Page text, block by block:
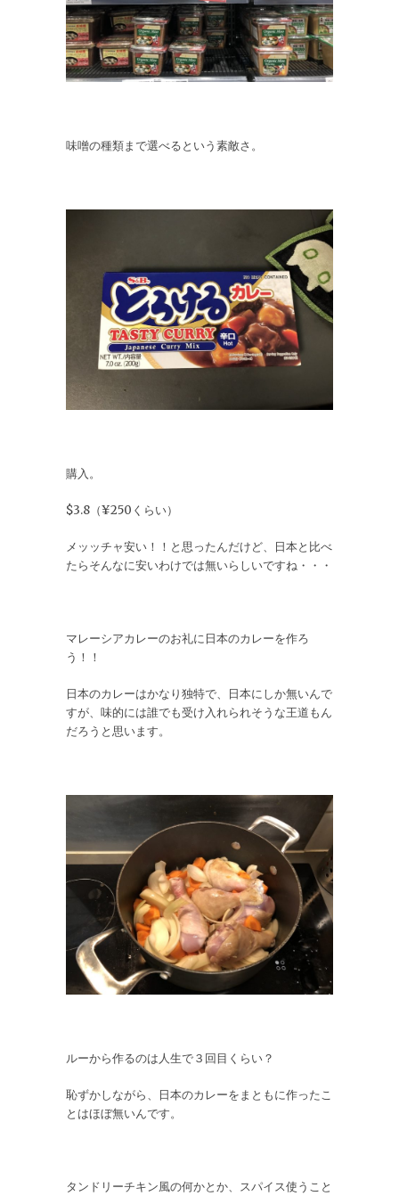
味噌の種類まで選べるという素敵さ。
購入。
$3.8（¥250くらい）
メッッチャ安い！！と思ったんだけど、日本と比べ
たらそんなに安いわけでは無いらしいですね・・・
マレーシアカレーのお礼に日本のカレーを作ろ
う！！
日本のカレーはかなり独特で、日本にしか無いんで
すが、味的には誰でも受け入れられそうな王道もん
だろうと思います。
ルーから作るのは人生で３回目くらい？
恥ずかしながら、日本のカレーをまともに作ったこ
とはほぼ無いんです。
タンドリーチキン風の何かとか、スパイス使うこと